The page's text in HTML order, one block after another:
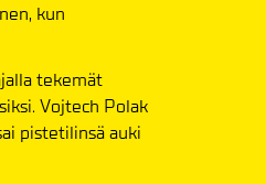
kun
tekemät
Vojtech Polak
pistetilinsä auki